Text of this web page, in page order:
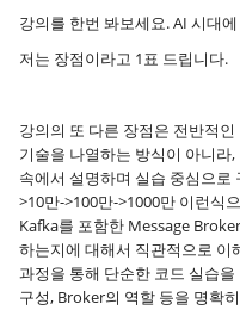
강의를 한번 봐보세요. AI 시대
저는 장점이라고 1표 드립니다.
강의의 또 다른 장점은 전반적
기술을 나열하는 방식이 아니라
속에서 설명하며 실습 중심으로
>10만->100만->1000만 이런식
Kafka를 포함한 Message
하는지에 대해서 직관적으로 이
과정을 통해 단순한 코드 실습
구성, Broker의 역할 등을 명확